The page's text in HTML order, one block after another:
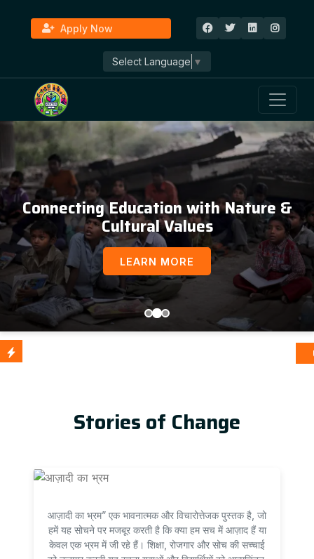
Apply Now
Select Language ▼
Education, Awareness & Social
Development
LEARN MORE
आज़ादी
Stories of Change
आज़ादी का भ्रम” एक भावनात्मक और विचारोत्तेजक पुस्तक है, जो
हमें यह सोचने पर मजबूर करती है कि क्या हम सच में आज़ाद हैं या
केवल एक भ्रम में जी रहे हैं। शिक्षा, रोजगार और सोच की सच्चाई